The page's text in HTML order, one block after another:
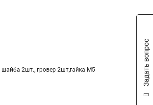
2шт., гровер 2шт,гайка М5 Задать вопрос